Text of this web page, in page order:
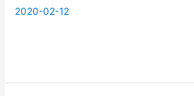
2020-02-12